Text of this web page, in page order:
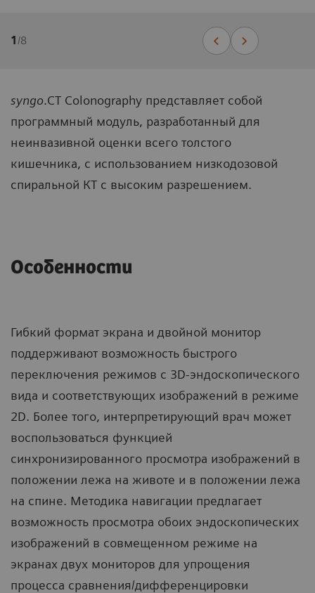
1/8
syngo.CT Colonography представляет собой
программный модуль, разработанный для
неинвазивной оценки всего толстого
кишечника, с использованием низкодозовой
спиральной КТ с высоким разрешением.
Особенности
Гибкий формат экрана и двойной монитор
поддерживают возможность быстрого
переключения режимов с 3D-эндоскопического
вида и соответствующих изображений в режиме
2D. Более того, интерпретирующий врач может
воспользоваться функцией
синхронизированного просмотра изображений в
положении лежа на животе и в положении лежа
на спине. Методика навигации предлагает
возможность просмотра обоих эндоскопических
изображений в совмещенном режиме на
экранах двух мониторов для упрощения
процесса сравнения/дифференцировки